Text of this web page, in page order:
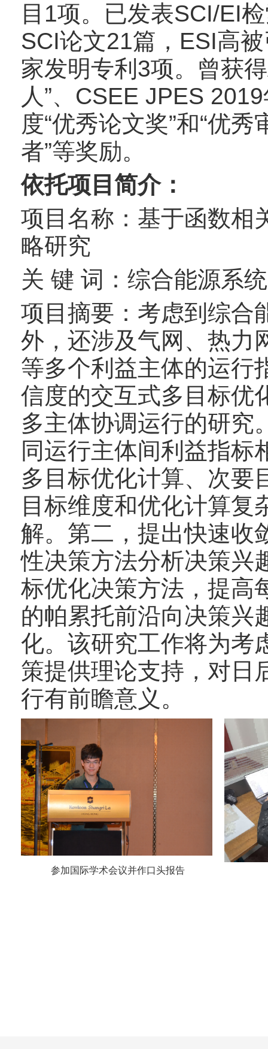
目1项。已发表SCI/EI
SCI论文21篇，ESI高
家发明专利3项。曾获
人”、CSEE JPES
度“优秀论文奖”和“优
者”等奖励。
依托项目简介：
项目名称：基于函数相
略研究
关 键 词：综合能源系
项目摘要：考虑到综合
外，还涉及气网、热力
等多个利益主体的运行
信度的交互式多目标优
多主体协调运行的研究
同运行主体间利益指标
多目标优化计算、次要
目标维度和优化计算复
解。第二，提出快速收
性决策方法分析决策兴
标优化决策方法，提高
的帕累托前沿向决策兴
化。该研究工作将为考
策提供理论支持，对日
行有前瞻意义。
参加国际学术会议并作口头报告